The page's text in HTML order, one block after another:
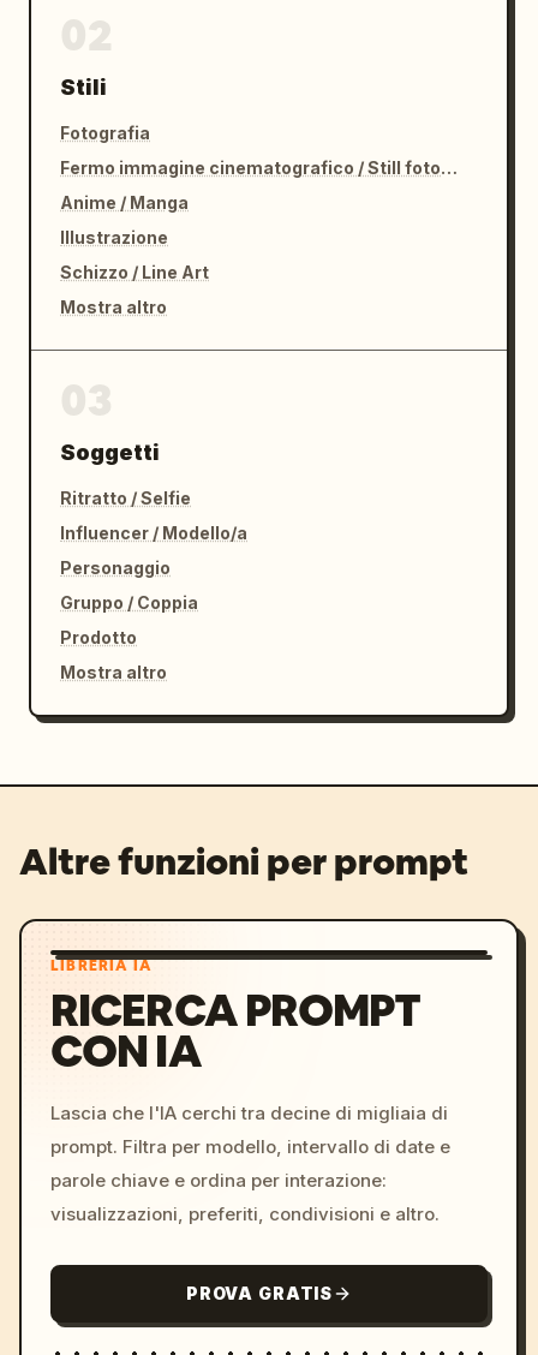
Stili
Fotografia
Fermo immagine cinematografico / Still fotografico
Anime / Manga
Illustrazione
Schizzo / Line Art
Mostra altro
Soggetti
Ritratto / Selfie
Influencer / Modello/a
Personaggio
Gruppo / Coppia
Prodotto
Mostra altro
Altre funzioni per prompt
LIBRERIA IA
RICERCA PROMPT
CON IA
Lascia che l'IA cerchi tra decine di migliaia di
prompt. Filtra per modello, intervallo di date e
parole chiave e ordina per interazione:
visualizzazioni, preferiti, condivisioni e altro.
PROVA GRATIS